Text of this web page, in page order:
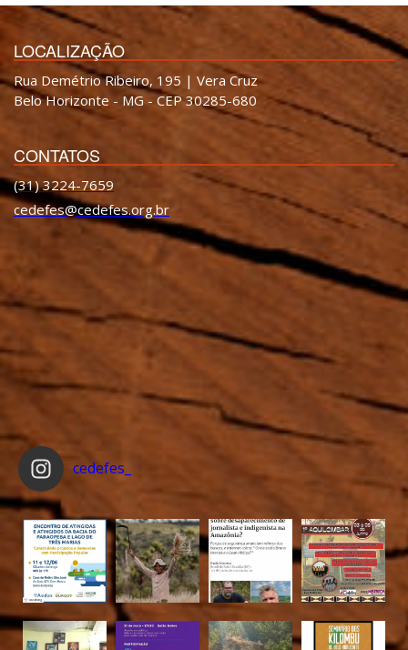
LOCALIZAÇÃO
Rua Demétrio Ribeiro, 195 | Vera Cruz
Belo Horizonte - MG - CEP 30285-680
CONTATOS
(31) 3224-7659
cedefes@cedefes.org.br
cedefes_